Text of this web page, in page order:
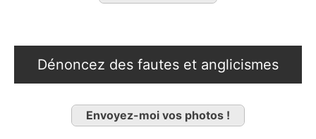
Dénoncez des fautes et anglicismes
Envoyez-moi vos photos !